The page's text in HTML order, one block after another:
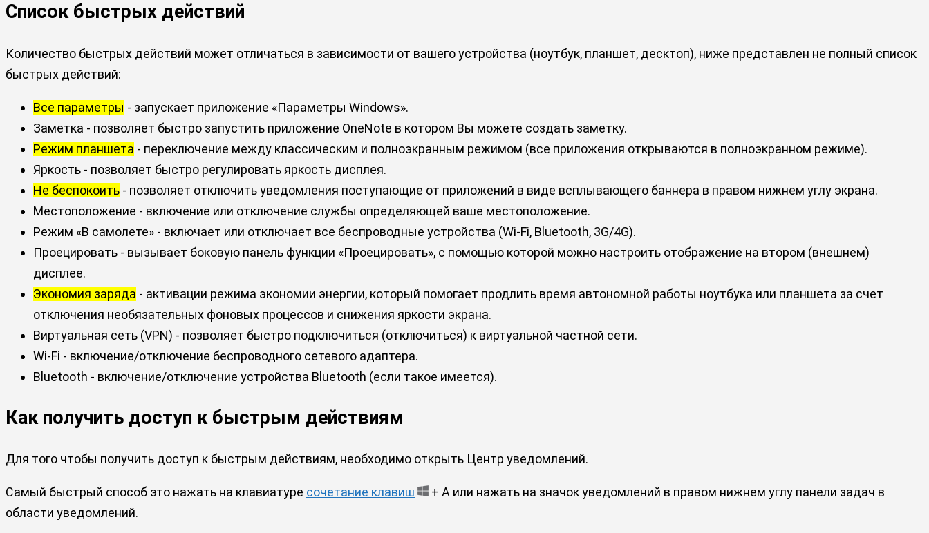
Список быстрых действий
Количество быстрых действий может отличаться в зависимости от вашего устройства (ноутбук, планшет, десктоп), ниже представлен не полный список
быстрых действий:
Все параметры - запускает приложение «Параметры Windows».
Заметка - позволяет быстро запустить приложение OneNote в котором Вы можете создать заметку.
Режим планшета - переключение между классическим и полноэкранным режимом (все приложения открываются в полноэкранном режиме).
Яркость - позволяет быстро регулировать яркость дисплея.
Не беспокоить - позволяет отключить уведомления поступающие от приложений в виде всплывающего баннера в правом нижнем углу экрана.
Местоположение - включение или отключение службы определяющей ваше местоположение.
Режим «В самолете» - включает или отключает все беспроводные устройства (Wi-Fi, Bluetooth, 3G/4G).
Проецировать - вызывает боковую панель функции «Проецировать», с помощью которой можно настроить отображение на втором (внешнем)
дисплее.
Экономия заряда - активации режима экономии энергии, который помогает продлить время автономной работы ноутбука или планшета за счет
отключения необязательных фоновых процессов и снижения яркости экрана.
Виртуальная сеть (VPN) - позволяет быстро подключиться (отключиться) к виртуальной частной сети.
Wi-Fi - включение/отключение беспроводного сетевого адаптера.
Bluetooth - включение/отключение устройства Bluetooth (если такое имеется).
Как получить доступ к быстрым действиям
Для того чтобы получить доступ к быстрым действиям, необходимо открыть Центр уведомлений.
Самый быстрый способ это нажать на клавиатуре сочетание клавиш
+ A или нажать на значок уведомлений в правом нижнем углу панели задач в
области уведомлений.